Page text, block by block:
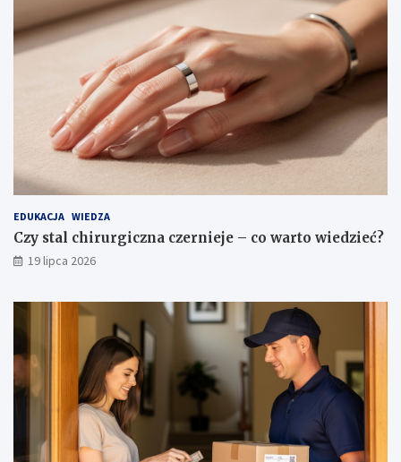
EDUKACJA WIEDZA
Czy stal chirurgiczna czernieje – co warto wiedzieć?
19 lipca 2026